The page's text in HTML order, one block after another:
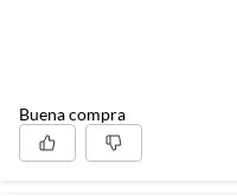
Buena compra